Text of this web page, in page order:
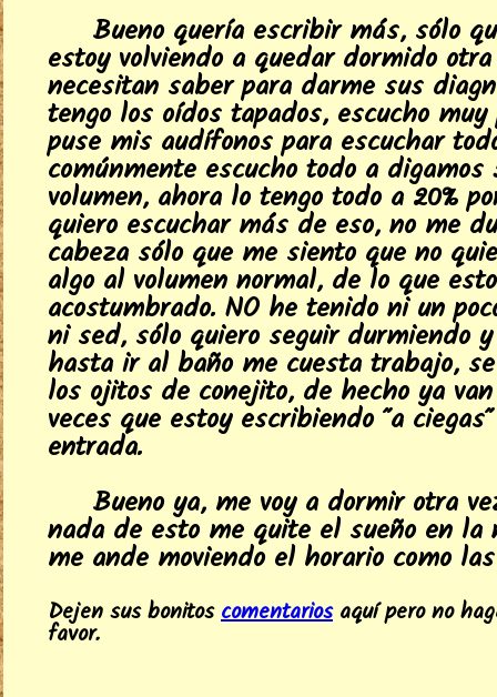
Bueno quería escribir más, sólo
estoy volviendo a quedar dormido
necesitan saber para darme sus
tengo los oídos tapados, escucho
puse mis audífonos para escuchar
comúnmente escucho todo a digamos
volumen, ahora lo tengo todo a 20%
quiero escuchar más de eso, no me
cabeza sólo que me siento que no
algo al volumen normal, de lo que
acostumbrado. NO he tenido ni un
ni sed, sólo quiero seguir durmiendo
hasta ir al baño me cuesta trabajo,
los ojitos de conejito, de hecho ya
veces que estoy escribiendo "a
entrada.
Bueno ya, me voy a dormir otra
nada de esto me quite el sueño en la
me ande moviendo el horario como
Dejen sus bonitoscomentariosaquí pero no
favor.